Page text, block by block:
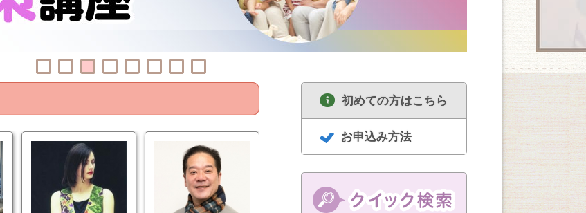
初めての方はこちら
お申込み方法